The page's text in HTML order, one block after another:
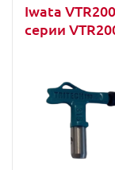
Iwata
серии